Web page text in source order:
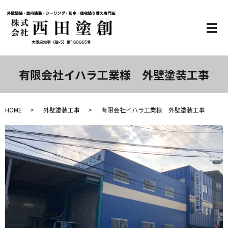
メ
有限会社イハラ工業様 外壁塗装工事
HOME 外壁塗装工事 有限会社イハラ工業様 外壁塗装工事